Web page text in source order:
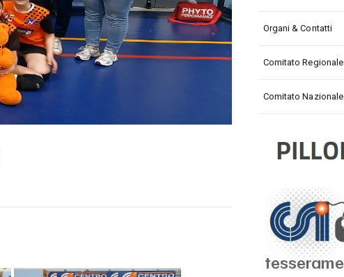
Organi & Contatti
Comitato Regionale
Comitato Nazionale